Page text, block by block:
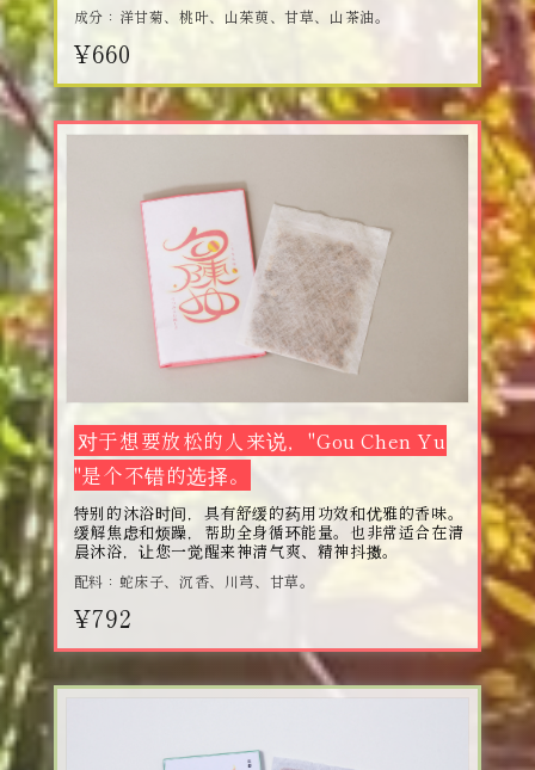
成分：洋甘菊、桃叶、山茱萸、甘草、山茶油。
¥660
对于想要放松的人来说，"Gou Chen Yu
"是个不错的选择。
特别的沐浴时间，具有舒缓的药用功效和优雅的香味。
缓解焦虑和烦躁，帮助全身循环能量。也非常适合在清
晨沐浴，让您一觉醒来神清气爽、精神抖擞。
配料：蛇床子、沉香、川芎、甘草。
¥792